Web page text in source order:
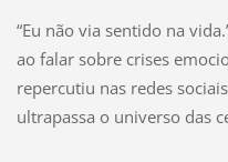
“Eu não via sentido na
ao falar sobre crises
repercutiu nas redes
ultrapassa o universo das